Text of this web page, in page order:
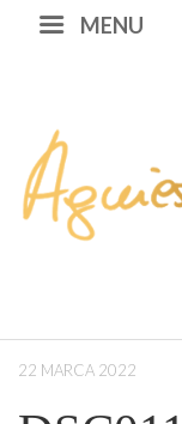
MENU
22 MARCA 2022